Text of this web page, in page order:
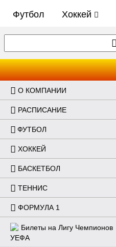
Футбол Хоккей
О КОМПАНИИ
РАСПИСАНИЕ
ФУТБОЛ
ХОККЕЙ
БАСКЕТБОЛ
ТЕННИС
ФОРМУЛА 1
Билеты на Лигу Чемпионов
УЕФА